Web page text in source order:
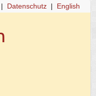
| Datenschutz| English